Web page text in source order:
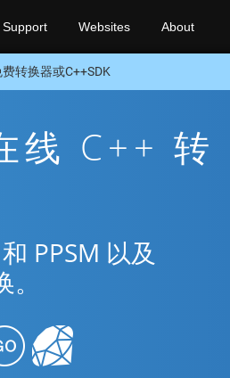
Support Websites About
转换器或C++SDK
线 C++ 转
PPSM 以及